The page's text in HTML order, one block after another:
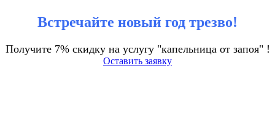
Встречайте новый год трезво!
Получите 7% скидку на услугу "капельница от запоя" !
Оставить заявку